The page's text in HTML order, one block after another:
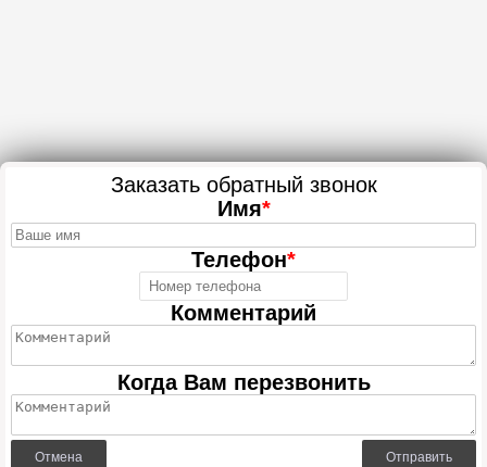
Заказать обратный звонок
Имя*
Телефон*
Комментарий
Когда Вам перезвонить
Отмена Отправить